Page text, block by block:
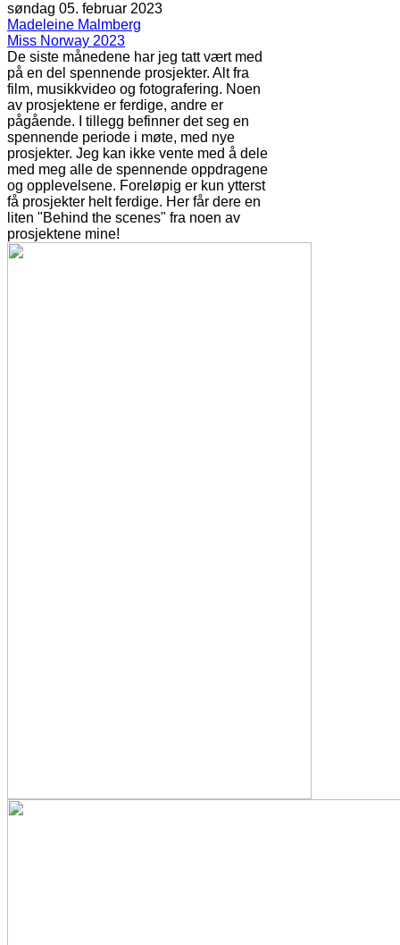
søndag 05. februar 2023
Madeleine Malmberg
Miss Norway 2023
De siste månedene har jeg tatt vært med
på en del spennende prosjekter. Alt fra
film, musikkvideo og fotografering. Noen
av prosjektene er ferdige, andre er
pågående. I tillegg befinner det seg en
spennende periode i møte, med nye
prosjekter. Jeg kan ikke vente med å dele
med meg alle de spennende oppdragene
og opplevelsene. Foreløpig er kun ytterst
få prosjekter helt ferdige. Her får dere en
liten "Behind the scenes" fra noen av
prosjektene mine!